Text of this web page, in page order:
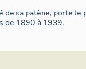
de sa patène, porte
de 1890 à 1939.